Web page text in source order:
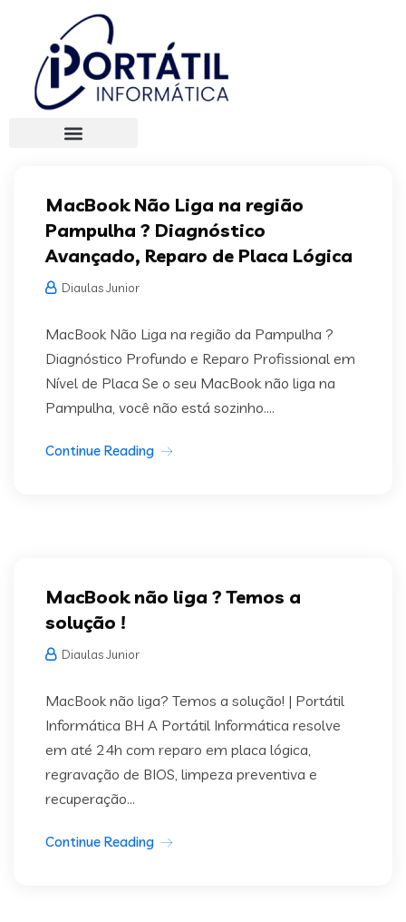
MacBook Não Liga na região
Pampulha ? Diagnóstico
Avançado, Reparo de Placa Lógica
Diaulas Junior
MacBook Não Liga na região da Pampulha ?
Diagnóstico Profundo e Reparo Profissional em
Nível de Placa Se o seu MacBook não liga na
Pampulha, você não está sozinho....
Continue Reading
MacBook não liga ? Temos a
solução !
Diaulas Junior
MacBook não liga? Temos a solução! | Portátil
Informática BH A Portátil Informática resolve
em até 24h com reparo em placa lógica,
regravação de BIOS, limpeza preventiva e
recuperação...
Continue Reading